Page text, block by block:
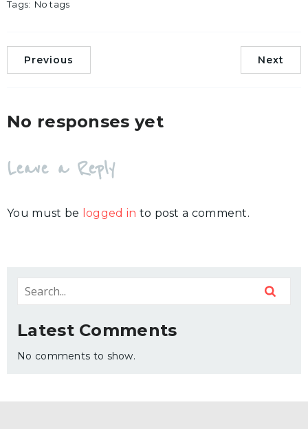
Tags: No tags
Previous Next
No responses yet
Leave a Reply
You must be logged in to post a comment.
Latest Comments
No comments to show.